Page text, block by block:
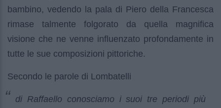
bambino, vedendo la pala di Piero della Francesca
rimase talmente folgorato da quella magnifica
visione che ne venne influenzato profondamente in
tutte le sue composizioni pittoriche.
Secondo le parole di Lombatelli
di Raffaello conosciamo i suoi tre periodi più